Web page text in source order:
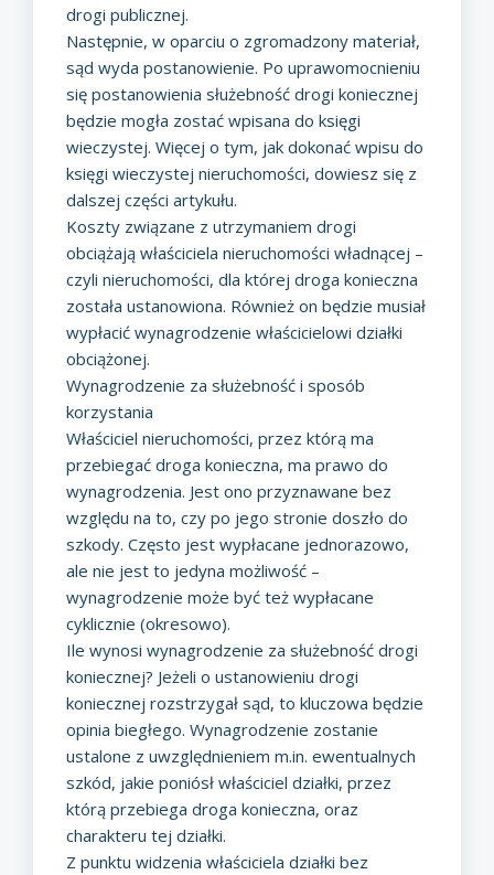
drogi publicznej.
Następnie, w oparciu o zgromadzony materiał,
sąd wyda postanowienie. Po uprawomocnieniu
się postanowienia służebność drogi koniecznej
będzie mogła zostać wpisana do księgi
wieczystej. Więcej o tym, jak dokonać wpisu do
księgi wieczystej nieruchomości, dowiesz się z
dalszej części artykułu.
Koszty związane z utrzymaniem drogi
obciążają właściciela nieruchomości władnącej –
czyli nieruchomości, dla której droga konieczna
została ustanowiona. Również on będzie musiał
wypłacić wynagrodzenie właścicielowi działki
obciążonej.
Wynagrodzenie za służebność i sposób
korzystania
Właściciel nieruchomości, przez którą ma
przebiegać droga konieczna, ma prawo do
wynagrodzenia. Jest ono przyznawane bez
względu na to, czy po jego stronie doszło do
szkody. Często jest wypłacane jednorazowo,
ale nie jest to jedyna możliwość –
wynagrodzenie może być też wypłacane
cyklicznie (okresowo).
Ile wynosi wynagrodzenie za służebność drogi
koniecznej? Jeżeli o ustanowieniu drogi
koniecznej rozstrzygał sąd, to kluczowa będzie
opinia biegłego. Wynagrodzenie zostanie
ustalone z uwzględnieniem m.in. ewentualnych
szkód, jakie poniósł właściciel działki, przez
którą przebiega droga konieczna, oraz
charakteru tej działki.
Z punktu widzenia właściciela działki bez